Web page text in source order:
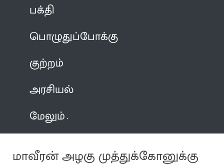
பக்தி
பொழுதுப்போக்கு
குற்றம்
அரசியல்
மேலும்
மாவீரன் அழகு முத்துக்கோனுக்கு